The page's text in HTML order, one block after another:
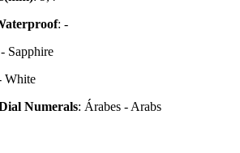
: -
Sapphire
White
Numerals: Árabes - Arabs